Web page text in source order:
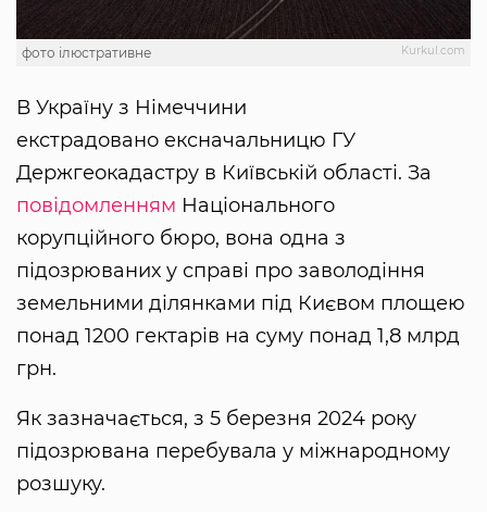
Kurkul.com
фото ілюстративне
В Україну з Німеччини
екстрадовано ексначальницю ГУ
Держгеокадастру в Київській області. За
повідомленням Національного
корупційного бюро, вона одна з
підозрюваних у справі про заволодіння
земельними ділянками під Києвом площею
понад 1200 гектарів на суму понад 1,8 млрд
грн.
Як зазначається, з 5 березня 2024 року
підозрювана перебувала у міжнародному
розшуку.